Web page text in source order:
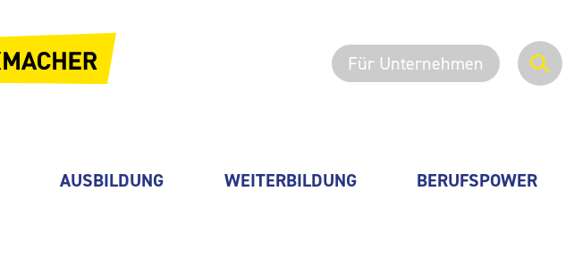
Für Unternehmen
AUSBILDUNG WEITERBILDUNG BERUFSPOWER